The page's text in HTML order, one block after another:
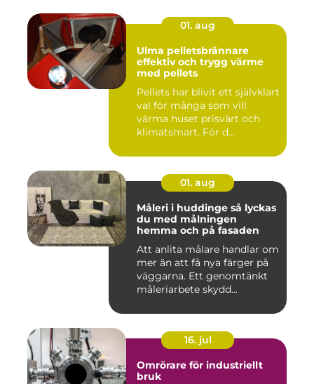
01. aug
Ulma pelletsbrännare
effektiv och trygg värme
med pellets
Pellets har blivit ett självklart
val för många som vill
värma huset prisvärt och
klimatsmart. För d...
01. aug
Måleri i huddinge så lyckas
du med målningen
hemma och på fasaden
Att anlita målare handlar om
mer än att få nya färger på
väggarna. Ett genomtänkt
måleriarbete skydd...
16. jul
Omrörare för industriellt
bruk